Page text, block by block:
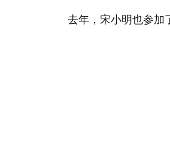
去年，宋小明也参加了